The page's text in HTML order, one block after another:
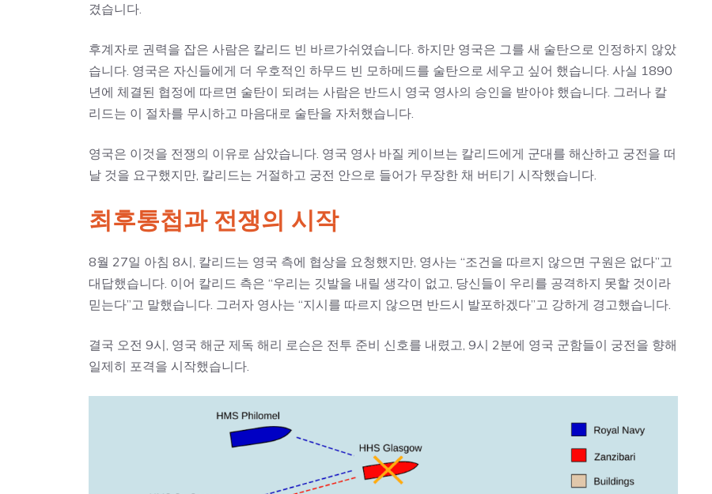
겼습니다.
후계자로 권력을 잡은 사람은 칼리드 빈 바르가쉬였습니다. 하지만 영국은 그를 새 술탄으로 인정하지 않았
습니다. 영국은 자신들에게 더 우호적인 하무드 빈 모하메드를 술탄으로 세우고 싶어 했습니다. 사실 1890
년에 체결된 협정에 따르면 술탄이 되려는 사람은 반드시 영국 영사의 승인을 받아야 했습니다. 그러나 칼
리드는 이 절차를 무시하고 마음대로 술탄을 자처했습니다.
영국은 이것을 전쟁의 이유로 삼았습니다. 영국 영사 바질 케이브는 칼리드에게 군대를 해산하고 궁전을 떠
날 것을 요구했지만, 칼리드는 거절하고 궁전 안으로 들어가 무장한 채 버티기 시작했습니다.
최후통첩과 전쟁의 시작
8월 27일 아침 8시, 칼리드는 영국 측에 협상을 요청했지만, 영사는 “조건을 따르지 않으면 구원은 없다”고
대답했습니다. 이어 칼리드 측은 “우리는 깃발을 내릴 생각이 없고, 당신들이 우리를 공격하지 못할 것이라
믿는다”고 말했습니다. 그러자 영사는 “지시를 따르지 않으면 반드시 발포하겠다”고 강하게 경고했습니다.
결국 오전 9시, 영국 해군 제독 해리 로슨은 전투 준비 신호를 내렸고, 9시 2분에 영국 군함들이 궁전을 향해
일제히 포격을 시작했습니다.